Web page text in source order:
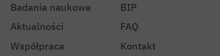
Badania naukowe
Aktualności
Współpraca
BIP
FAQ
Kontakt